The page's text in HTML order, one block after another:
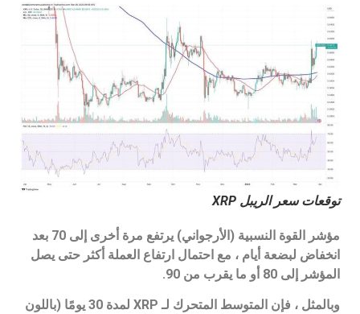
توقعات سعر الريبل XRP
مؤشر القوة النسبية (الأرجواني) يرتفع مرة أخرى إلى 70 بعد
انخفاض لبضعة أيام ، مع احتمال ارتفاع العملة أكثر حتى يصل
المؤشر إلى 80 أو ما يقرب من 90.
وبالمثل ، فإن المتوسط المتحرك لـ XRP لمدة 30 يومًا (باللون